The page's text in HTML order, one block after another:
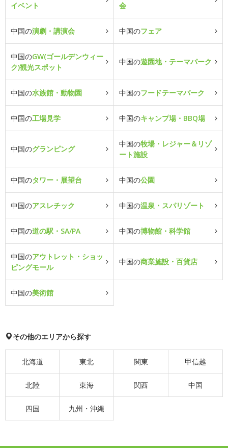
イベント
会
中国の演劇・講演会 中国のフェア
中国のGW(ゴールデンウィー
ク)観光スポット
中国の遊園地・テーマパーク
中国の水族館・動物園 中国のフードテーマパーク
中国の工場見学 中国のキャンプ場・BBQ場
中国のグランピング
中国の牧場・レジャー＆リゾ
ート施設
中国のタワー・展望台 中国の公園
中国のアスレチック 中国の温泉・スパリゾート
中国の道の駅・SA/PA 中国の博物館・科学館
中国のアウトレット・ショッ
ピングモール
中国の商業施設・百貨店
中国の美術館
その他のエリアから探す
北海道 東北 関東 甲信越
北陸 東海 関西 中国
四国 九州・沖縄